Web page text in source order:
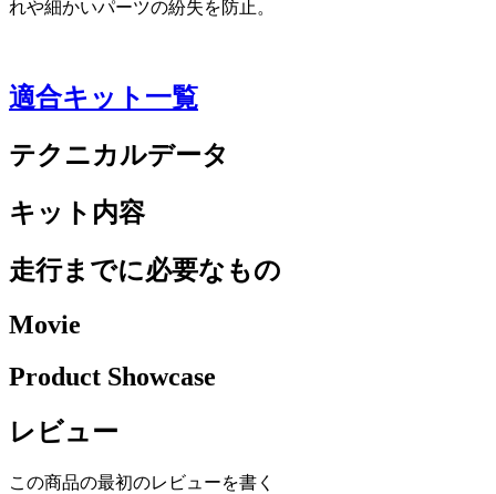
れや細かいパーツの紛失を防止。
適合キット一覧
テクニカルデータ
キット内容
走行までに必要なもの
Movie
Product Showcase
レビュー
この商品の最初のレビューを書く